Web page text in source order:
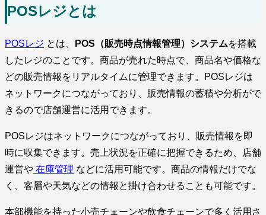
POSレジとは
POSレジ とは、 POS（販売時点情報管理）システムを搭載
したレジのことです。商品が売れた時点で、商品名や価格な
どの販売情報をリアルタイムに管理できます。POSレジは
ネットワークにつながっており、販売情報の蓄積や分析がで
きるので店舗運営に活用できます。
POSレジはネットワークにつながっており、販売情報を即
時に収集できます。売上状況を正確に把握できるため、店舗
運営や 在庫管理 などに活用可能です。商品の情報だけでな
く、客層や天気などの情報と掛け合わせることも可能です。
本部機能を持った小売チェーンや飲食チェーンで多く活用さ